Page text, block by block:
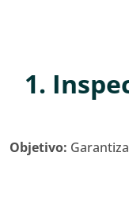
1.
Objetivo: